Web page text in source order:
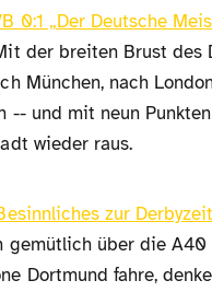
der breiten Brust des
München, nach
-- und mit neun
wieder raus.
zur
gemütlich über die A40
Dortmund fahre,